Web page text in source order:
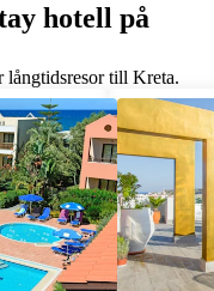
hotell på
långtidsresor till Kreta.